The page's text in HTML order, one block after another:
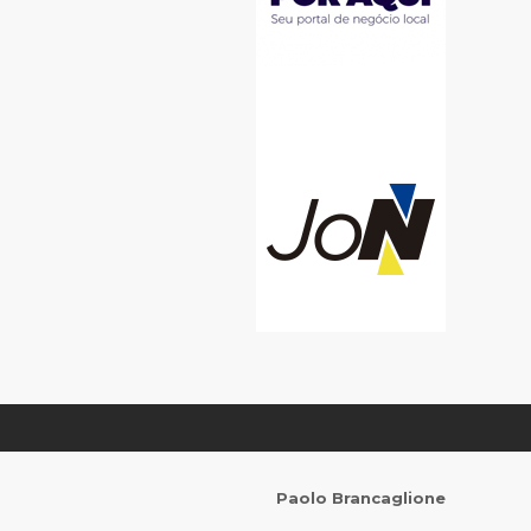
Paolo Brancaglione